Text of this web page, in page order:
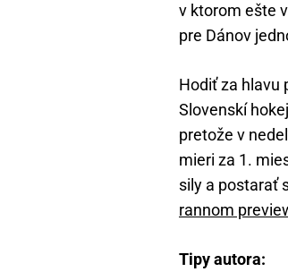
v ktorom ešte
pre Dánov
Hodiť za hlavu
Slovenskí
pretože v
mieri za 1.
sily a postarať
rannom
Tipy autora: